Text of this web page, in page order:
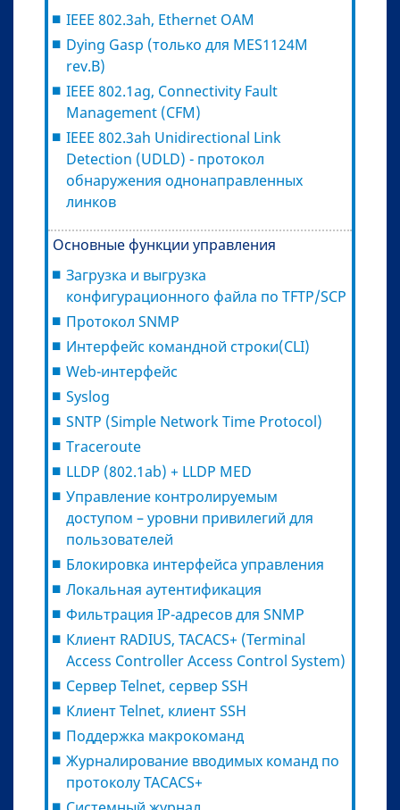
IEEE 802.3ah, Ethernet OAM
Dying Gasp (только для MES1124М
rev.B)
IEEE 802.1ag, Connectivity Fault
Management (CFM)
IEEE 802.3ah Unidirectional Link
Detection (UDLD) - протокол
обнаружения однонаправленных
линков
Основные функции управления
Загрузка и выгрузка
конфигурационного файла по TFTP/SCP
Протокол SNMP
Интерфейс командной строки(CLI)
Web-интерфейс
Syslog
SNTP (Simple Network Time Protocol)
Traceroute
LLDP (802.1ab) + LLDP MED
Управление контролируемым
доступом – уровни привилегий для
пользователей
Блокировка интерфейса управления
Локальная аутентификация
Фильтрация IP-адресов для SNMP
Клиент RADIUS, TACACS+ (Terminal
Access Controller Access Control System)
Сервер Telnet, сервер SSH
Клиент Telnet, клиент SSH
Поддержка макрокоманд
Журналирование вводимых команд по
протоколу TACACS+